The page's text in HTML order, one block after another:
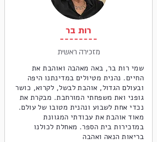
רות בר
מזכירה ראשית
שמי רות בר, באה מאהבה ואוהבת את
החיים. נהנית מטיולים במדינתנו היפה
ובעולם הגדול, אוהבת לבשל, לקרוא, כושר
גופני ואת משפחתי המורחבת. מבקרת את
נכדי אחת לשבוע ונהנית מטובו של עולם.
מאוד אוהבת את עבודתי המגוונת
במזכירות בית הספר. מאחלת לכולנו
בריאות הנאה ואהבה